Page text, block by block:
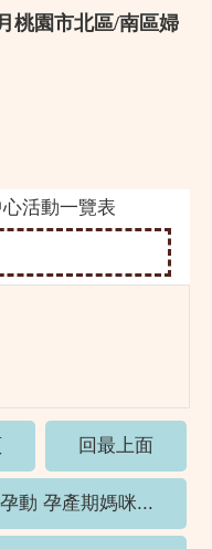
桃園市北區/南區婦
活動一覽表
回最上面
動 孕產期媽咪...